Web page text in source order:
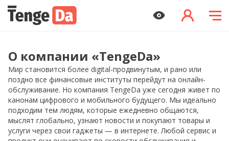
О компании «TengeDa»
Мир становится более digital-продвинутым, и рано или
поздно все финансовые институты перейдут на онлайн-
обслуживание. Но компания TengeDa уже сегодня живет по
канонам цифрового и мобильного будущего. Мы идеально
подходим тем людям, которые ежедневно общаются,
мыслят глобально, узнают новости и покупают товары и
услуги через свои гаджеты — в интернете. Любой сервис и